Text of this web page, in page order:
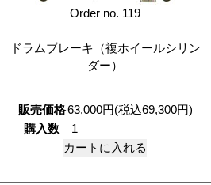
Order no. 119
ドラムブレーキ（複ホイールシリン
ダー）
販売価格63,000円(税込69,300円)
購入数